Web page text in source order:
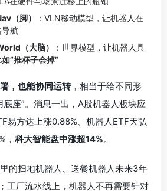
（脚）
：VLN移动模型，让机器人在
航
（大脑）
：世界模型，让机器人具
如”推杯子会掉”
，也能协同运转，相当于给不同形
底座”。消息一出，A股机器人板块应
方达上涨0.88%、机器人ETF天弘
， 科大智能盘中涨超14%。
里的扫地机器人、送餐机器人未来3年
工厂流水线上，机器人不再需要针对